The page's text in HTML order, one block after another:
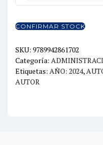
NEGOCIOS
2ED.
cantidad
CONFIRMAR STOCK
SKU: 9789942861702
Categoría:
Etiquetas: AÑO: 2024,
AUTOR